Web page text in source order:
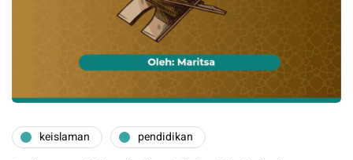
keislaman pendidikan